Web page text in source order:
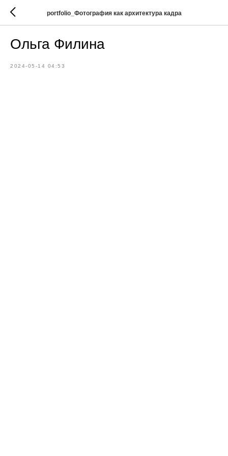
portfolio_Фотография как архитектура кадра
Ольга Филина
2024-05-14 04:53